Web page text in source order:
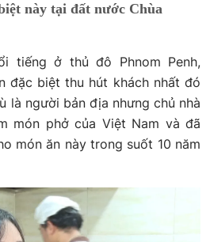
này tại đất nước Chùa
tiếng ở thủ đô Phnom Penh,
đặc biệt thu hút khách nhất đó
là người bản địa nhưng chủ nhà
món phở của Việt Nam và đã
món ăn này trong suốt 10 năm